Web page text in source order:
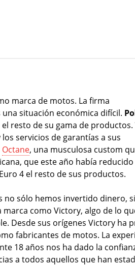
marca de motos. La firma
situación económica difícil.
resto de su gama de
servicios de garantías a sus
Octane, una musculosa custom
que este año había
4 el resto de sus productos.
no sólo hemos invertido dinero,
como Victory, algo de lo
Desde sus orígenes Victory ha
fabricantes de motos. La
18 años nos ha dado la
a todos aquellos que han